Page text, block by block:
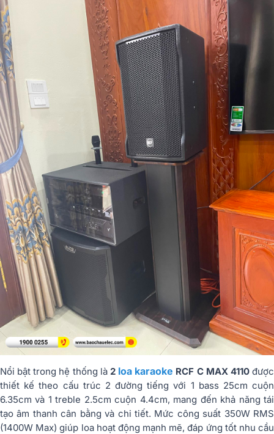
Nổi bật trong hệ thống là 2 loa karaoke RCF C MAX 4110được
thiết kế theo cấu trúc 2 đường tiếng với 1 bass 25cm cuộn
6.35cm và 1 treble 2.5cm cuộn 4.4cm, mang đến khả năng tái
tạo âm thanh cân bằng và chi tiết. Mức công suất 350W RMS
(1400W Max) giúp loa hoạt động mạnh mẽ, đáp ứng tốt nhu cầu